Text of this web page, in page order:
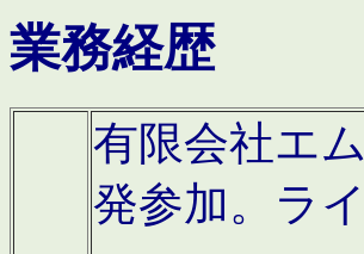
業務経歴
有限会社エ
発参加。ラ